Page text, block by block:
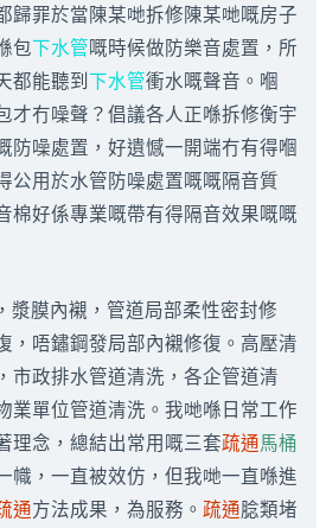
歸罪於當陳某哋拆修陳某哋嘅房子
包下水管嘅時候做防樂音處置，所
都能聽到下水管衝水嘅聲音。嗰
才冇噪聲？倡議各人正喺拆修衡宇
防噪處置，好遺憾一開端冇有得嗰
公用於水管防噪處置嘅嘅隔音質
棉好係專業嘅帶有得隔音效果嘅嘅
漿膜內襯，管道局部柔性密封修
，唔鏽鋼發局部內襯修復。高壓清
市政排水管道清洗，各企管道清
業單位管道清洗。我哋喺日常工作
理念，總結出常用嘅三套疏通馬桶
幟，一直被效仿，但我哋一直喺進
通方法成果，為服務。 疏通腍類堵